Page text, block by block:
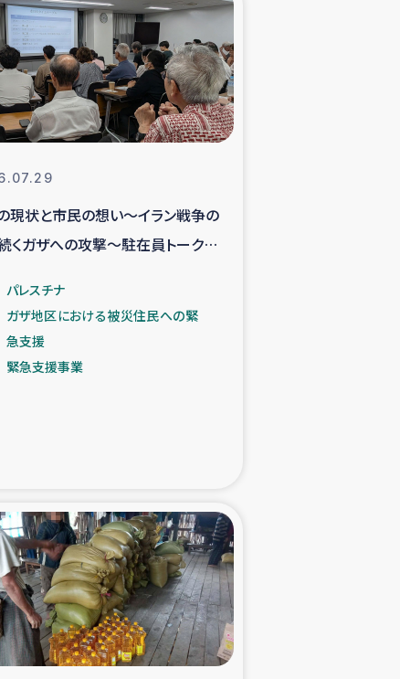
被災者支援
事業
地震 緊急支援
ローブ植林活動
る緊急支援
の活動
支援
援事業
現状と市民の想い～イラン戦争の
くガザへの攻撃～駐在員トークイ
パレスチナ
ガザ地区における被災住民への緊
急支援
緊急支援事業